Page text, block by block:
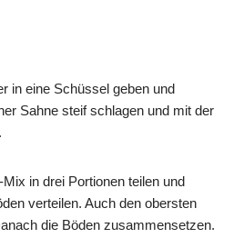
in eine Schüssel geben und
Sahne steif schlagen und mit der
in drei Portionen teilen und
verteilen. Auch den obersten
die Böden zusammensetzen.